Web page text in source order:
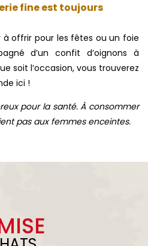
fine est toujours
à offrir pour les fêtes ou un foie
d’un confit d’oignons à
soit l’occasion, vous trouverez
ici !
pour la santé. À consommer
pas aux femmes enceintes.